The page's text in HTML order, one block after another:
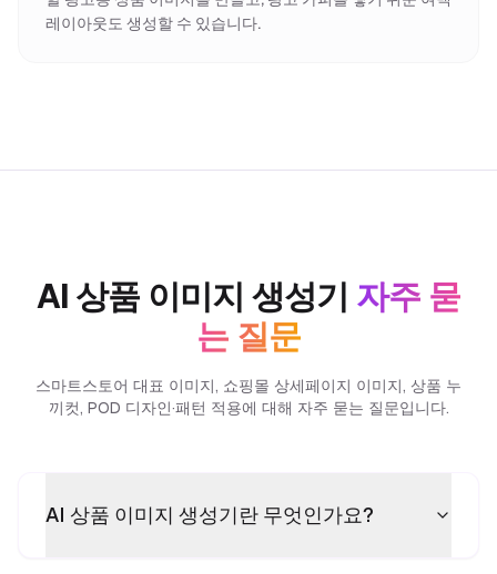
레이아웃도 생성할 수 있습니다.
AI 상품 이미지 생성기 자주 묻
는 질문
스마트스토어 대표 이미지, 쇼핑몰 상세페이지 이미지, 상품 누
끼컷, POD 디자인·패턴 적용에 대해 자주 묻는 질문입니다.
AI 상품 이미지 생성기란 무엇인가요?